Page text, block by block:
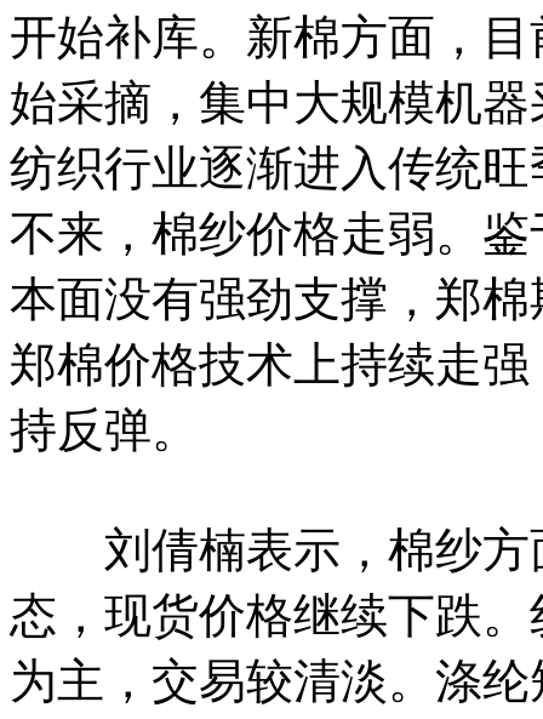
开始补库。新棉方面，
始采摘，集中大规模机
纺织行业逐渐进入传统
不来，棉纱价格走弱。
本面没有强劲支撑，郑
郑棉价格技术上持续走
持反弹。
刘倩楠表示，棉纱方
态，现货价格继续下跌
为主，交易较清淡。涤